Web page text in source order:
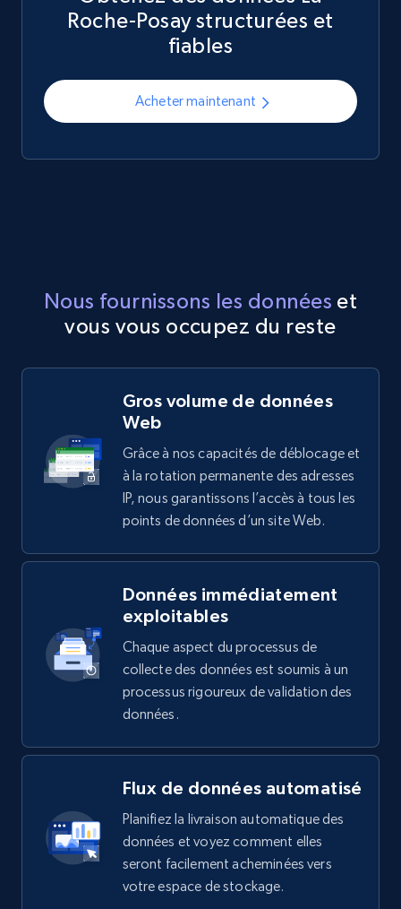
Roche-Posay structurées et
fiables
Acheter maintenant
Nous fournissons les données et
vous vous occupez du reste
Gros volume de données
Web
Grâce à nos capacités de déblocage et
à la rotation permanente des adresses
IP, nous garantissons l’accès à tous les
points de données d’un site Web.
Données immédiatement
exploitables
Chaque aspect du processus de
collecte des données est soumis à un
processus rigoureux de validation des
données.
Flux de données automatisé
Planifiez la livraison automatique des
données et voyez comment elles
seront facilement acheminées vers
votre espace de stockage.